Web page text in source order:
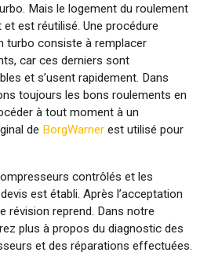
Mais le logement du roulement
est réutilisé. Une procédure
turbo consiste à remplacer
car ces derniers sont
et s’usent rapidement. Dans
toujours les bons roulements en
à tout moment à un
de BorgWarner est utilisé pour
contrôlés et les
est établi. Après l’acceptation
révision reprend. Dans notre
plus à propos du diagnostic des
et des réparations effectuées.